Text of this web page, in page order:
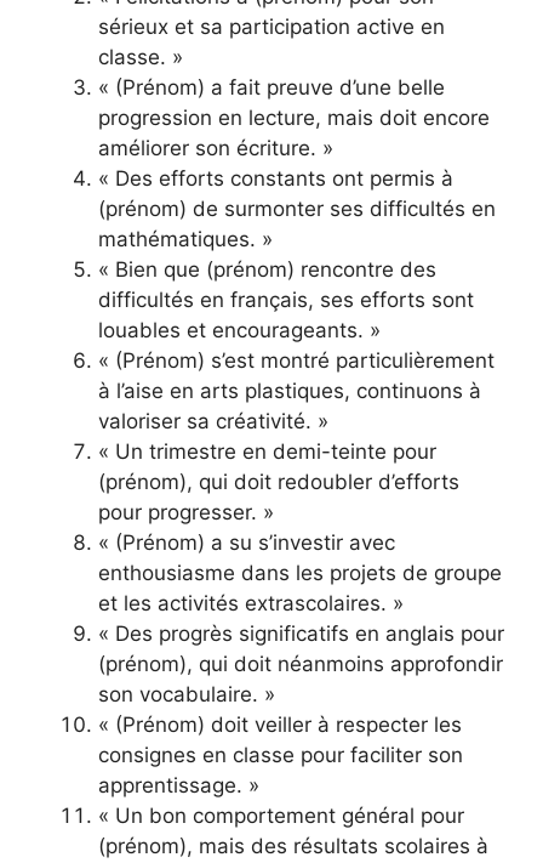
sérieux et sa participation active en
classe. »
« (Prénom) a fait preuve d’une belle
progression en lecture, mais doit encore
améliorer son écriture. »
« Des efforts constants ont permis à
(prénom) de surmonter ses difficultés en
mathématiques. »
« Bien que (prénom) rencontre des
difficultés en français, ses efforts sont
louables et encourageants. »
« (Prénom) s’est montré particulièrement
à l’aise en arts plastiques, continuons à
valoriser sa créativité. »
« Un trimestre en demi-teinte pour
(prénom), qui doit redoubler d’efforts
pour progresser. »
« (Prénom) a su s’investir avec
enthousiasme dans les projets de groupe
et les activités extrascolaires. »
« Des progrès significatifs en anglais pour
(prénom), qui doit néanmoins approfondir
son vocabulaire. »
« (Prénom) doit veiller à respecter les
consignes en classe pour faciliter son
apprentissage. »
« Un bon comportement général pour
(prénom), mais des résultats scolaires à